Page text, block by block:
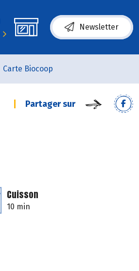
Newsletter
Carte Biocoop
Partager sur
Cuisson
10 min